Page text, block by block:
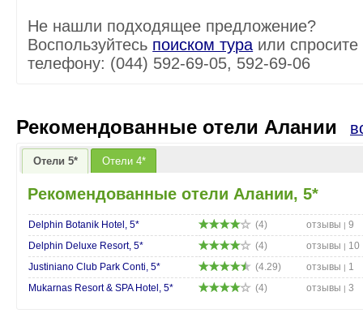
Не нашли подходящее предложение?
Воспользуйтесь поиском тура или
телефону: (044) 592-69-05, 592-69-06
Рекомендованные отели Алании
Отели 5* Отели 4*
Рекомендованные отели Алании, 5*
Delphin Botanik Hotel, 5* (4) отзывы | 9
Delphin Deluxe Resort, 5*
(4) отзывы | 10
Justiniano Club Park Conti, 5*
(4.29) отзывы | 1
Mukarnas Resort & SPA Hotel, 5*
(4) отзывы | 3